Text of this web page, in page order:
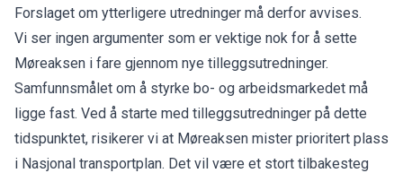
Forslaget om ytterligere utredninger må derfor avvises.
Vi ser ingen argumenter som er vektige nok for å sette
Møreaksen i fare gjennom nye tilleggsutredninger.
Samfunnsmålet om å styrke bo- og arbeidsmarkedet må
ligge fast. Ved å starte med tilleggsutredninger på dette
tidspunktet, risikerer vi at Møreaksen mister prioritert plass
i Nasjonal transportplan. Det vil være et stort tilbakesteg